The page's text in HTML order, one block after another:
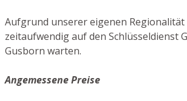
Aufgrund unserer eigenen Regionalität
zeitaufwendig auf den Schlüsseldienst
Gusborn warten.
Angemessene Preise